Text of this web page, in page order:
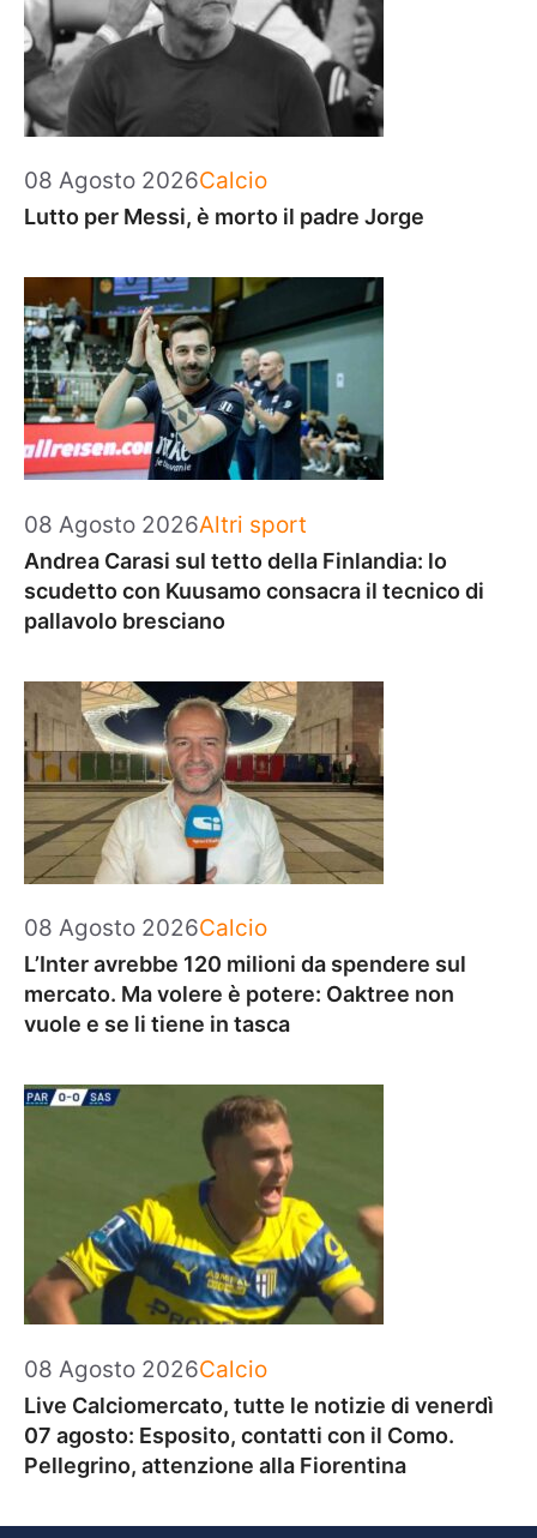
08 Agosto 2026Categorie
Calcio
Lutto per Messi, è morto il padre Jorge
08 Agosto 2026Categorie
Altri sport
Andrea Carasi sul tetto della Finlandia: lo
scudetto con Kuusamo consacra il tecnico di
pallavolo bresciano
08 Agosto 2026Categorie
Calcio
L’Inter avrebbe 120 milioni da spendere sul
mercato. Ma volere è potere: Oaktree non
vuole e se li tiene in tasca
08 Agosto 2026Categorie
Calcio
Live Calciomercato, tutte le notizie di venerdì
07 agosto: Esposito, contatti con il Como.
Pellegrino, attenzione alla Fiorentina